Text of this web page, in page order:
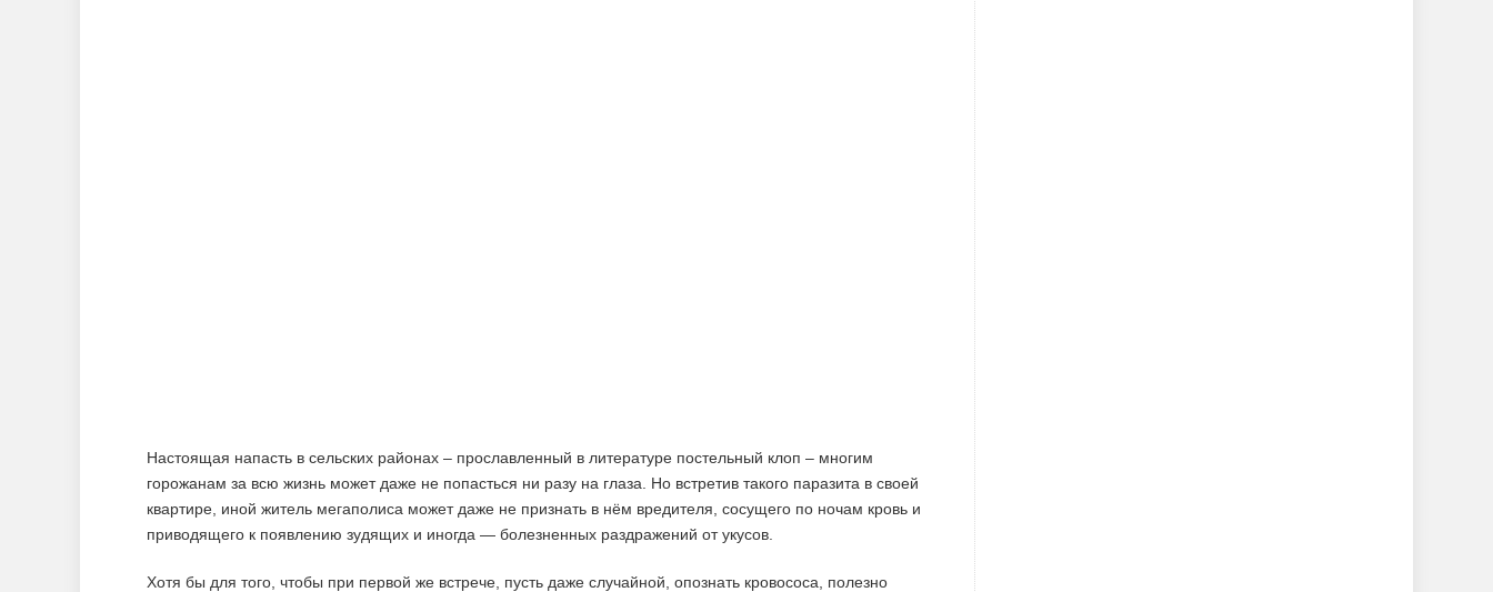
Настоящая напасть в сельских районах – прославленный в литературе постельный клоп – многим
горожанам за всю жизнь может даже не попасться ни разу на глаза. Но встретив такого паразита в своей
квартире, иной житель мегаполиса может даже не признать в нём вредителя, сосущего по ночам кровь и
приводящего к появлению зудящих и иногда — болезненных раздражений от укусов.
Хотя бы для того, чтобы при первой же встрече, пусть даже случайной, опознать кровососа, полезно